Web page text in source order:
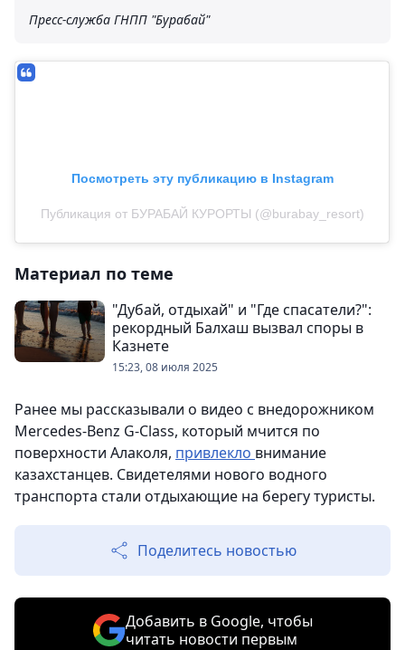
Пресс-служба ГНПП "Бурабай"
Посмотреть эту публикацию в Instagram
Публикация от БУРАБАЙ КУРОРТЫ (@burabay_resort)
Материал по теме
"Дубай, отдыхай" и "Где спасатели?":
рекордный Балхаш вызвал споры в
Казнете
15:23, 08 июля 2025
Ранее мы рассказывали о видео с внедорожником
Mercedes-Benz G-Class, который мчится по
поверхности Алаколя, привлекло внимание
казахстанцев. Свидетелями нового водного
транспорта стали отдыхающие на берегу туристы.
Поделитесь новостью
Добавить в Google, чтобы
читать новости первым